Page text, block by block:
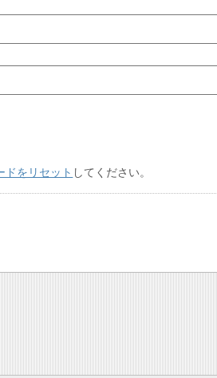
ドをリセット してください。